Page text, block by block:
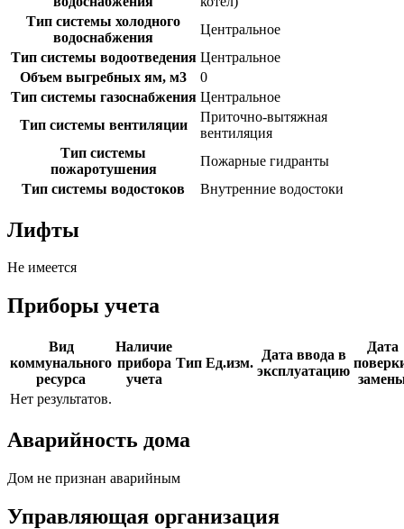
Тип системы холодного
водоснабжения
Центральное
Тип системы водоотведения Центральное
Объем выгребных ям, м3
0
Тип системы газоснабжения Центральное
Тип системы вентиляции
Приточно-вытяжная
вентиляция
Тип системы
пожаротушения
Пожарные гидранты
Тип системы водостоков
Внутренние водостоки
Лифты
Не имеется
Приборы учета
Вид
коммунального
ресурса
Наличие
прибора
учета
Тип Ед.изм.
Дата ввода в
эксплуатацию
Дата
Нет результатов.
Аварийность дома
Дом не признан аварийным
Управляющая организация